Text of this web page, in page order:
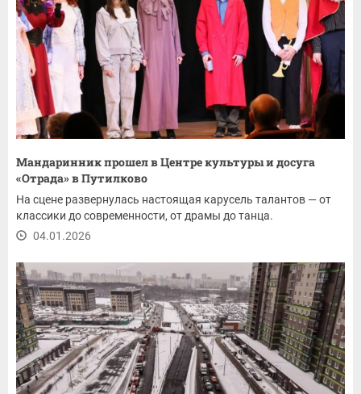
Мандаринник прошел в Центре культуры и досуга
«Отрада» в Путилково
На сцене развернулась настоящая карусель талантов — от
классики до современности, от драмы до танца.
04.01.2026